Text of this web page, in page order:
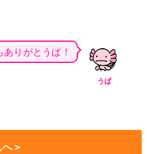
うぱ
ありがとうぱ！
＞